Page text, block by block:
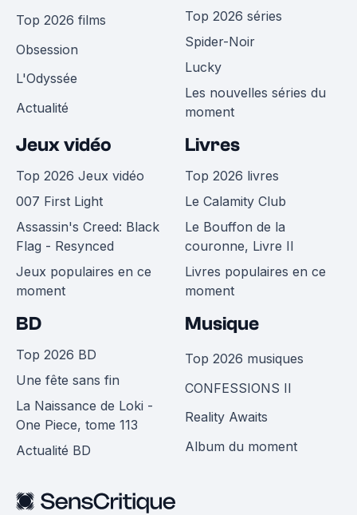
Top 2026 films
Obsession
L'Odyssée
Actualité
Top 2026 séries
Spider-Noir
Lucky
Les nouvelles séries du
moment
Jeux vidéo
Top 2026 Jeux vidéo
007 First Light
Assassin's Creed: Black
Flag - Resynced
Jeux populaires en ce
moment
Livres
Top 2026 livres
Le Calamity Club
Le Bouffon de la
couronne, Livre II
Livres populaires en ce
moment
BD
Top 2026 BD
Une fête sans fin
La Naissance de Loki -
One Piece, tome 113
Actualité BD
Musique
Top 2026 musiques
CONFESSIONS II
Reality Awaits
Album du moment